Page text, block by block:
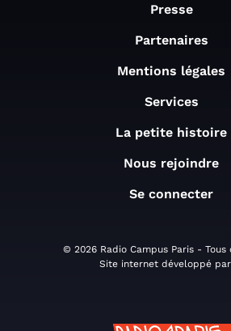
Presse
Partenaires
Mentions légales
Services
La petite histoire
Nous rejoindre
Se connecter
© 2026 Radio Campus Paris - Tous
Site internet développé par